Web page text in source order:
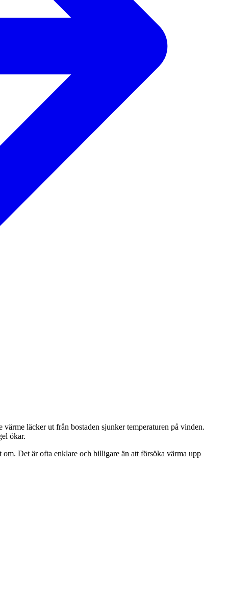
läcker ut från bostaden sjunker temperaturen på vinden.
ökar.
Det är ofta enklare och billigare än att försöka värma upp